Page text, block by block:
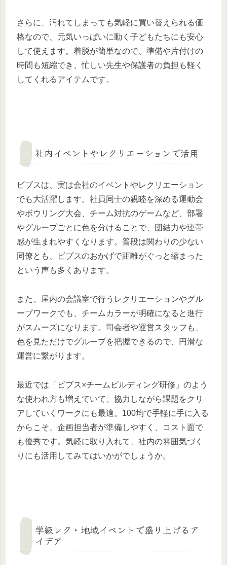
さらに、汚れてしまっても気軽に買い替えられる価
格なので、元気いっぱいに動く子どもたちにも安心
して使えます。着脱が簡単なので、準備や片付けの
時間も短縮でき、忙しい先生や保護者の負担も軽く
してくれるアイテムです。
社内イベントやレクリエーションで活用
ビブスは、実は会社のイベントやレクリエーション
でも大活躍します。社員同士の親睦を深める運動会
やボウリング大会、チーム対抗のゲームなど、部署
やグループごとに色を分けることで、団結力や連帯
感が生まれやすくなります。普段は関わりの少ない
同僚とも、ビブスのおかげで距離がぐっと縮まった
という声も多くあります。
また、屋内の会議室で行うレクリエーションやグル
ープワークでも、チームカラーが明確になると進行
がスムーズになります。司会者や運営スタッフも、
色を見ただけでグループを把握できるので、円滑な
運営に繋がります。
最近では「ビブス×チームビルディング研修」のよう
な使われ方も増えていて、協力しながら課題をクリ
アしていくワークにも最適。100均で手軽に手に入る
からこそ、企画担当者が準備しやすく、コスト面で
も優秀です。気軽に取り入れて、社内の雰囲気づく
りにも活用してみてはいかがでしょうか。
学級レク・地域イベントで盛り上げるア
イデア